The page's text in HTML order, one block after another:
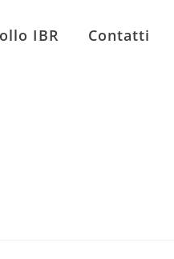
IBR Contatti